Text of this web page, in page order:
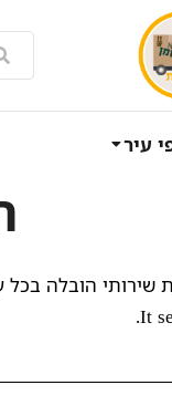
עיר
שירותי הובלה
It